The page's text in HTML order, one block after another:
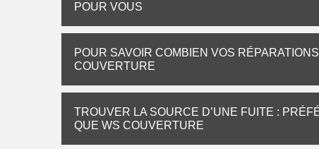
POUR VOUS
POUR SAVOIR COMBIEN VOS
COUVERTURE
TROUVER LA SOURCE D’UNE FUITE :
QUE WS COUVERTURE